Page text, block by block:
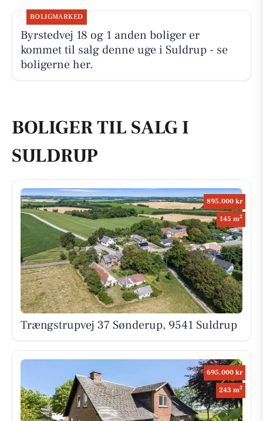
BOLIGMARKED
Byrstedvej 18 og 1 anden boliger er
kommet til salg denne uge i Suldrup - se
boligerne her.
BOLIGER TIL SALG I
SULDRUP
895.000 kr
145 m2
Trængstrupvej 37 Sønderup, 9541 Suldrup
695.000 kr
243 m2